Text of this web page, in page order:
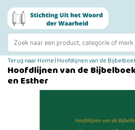
Terug naar Home | Hoofdlijnen van de
Hoofdlijnen van de
en Esther